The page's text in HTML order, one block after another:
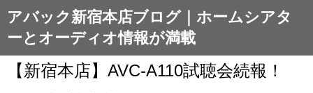
アバック新宿本店ブログ｜ホームシアタ
ーとオーディオ情報が満載
【新宿本店】AVC-A110試聴会続報！